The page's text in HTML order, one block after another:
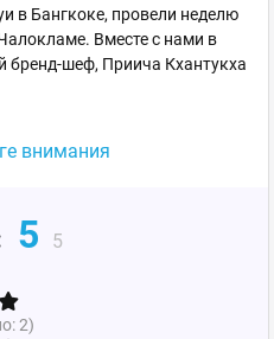
в Бангкоке, провели неделю
Вместе с нами в
бренд-шеф, Приича Кхантукха
внимания
5 5
2)